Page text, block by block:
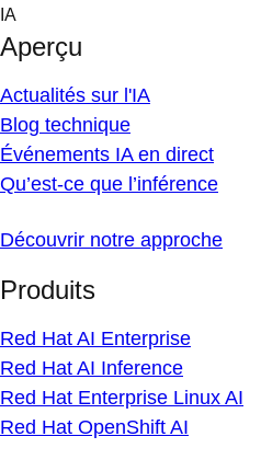
Skip
content
IA
Aperçu
Actualités sur l'IA
Blog technique
Événements IA en direct
Qu’est-ce que l’inférence
Découvrir notre approche
Produits
Red Hat AI Enterprise
Red Hat AI Inference
Red Hat Enterprise Linux AI
Red Hat OpenShift AI